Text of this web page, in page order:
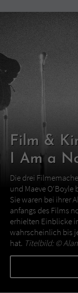
Film &
I Am a
Die drei
und Maeve
Sie waren bei ihrer
anfangs des Films
erhielten Einblicke
wahrscheinlich bis
hat. Titelbild: ©